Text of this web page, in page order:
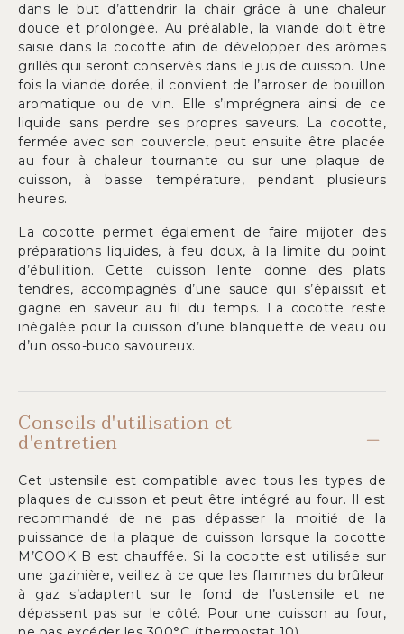
dans le but d’attendrir la chair grâce à une chaleur
douce et prolongée. Au préalable, la viande doit être
saisie dans la cocotte afin de développer des arômes
grillés qui seront conservés dans le jus de cuisson. Une
fois la viande dorée, il convient de l’arroser de bouillon
aromatique ou de vin. Elle s’imprégnera ainsi de ce
liquide sans perdre ses propres saveurs. La cocotte,
fermée avec son couvercle, peut ensuite être placée
au four à chaleur tournante ou sur une plaque de
cuisson, à basse température, pendant plusieurs
heures.
La cocotte permet également de faire mijoter des
préparations liquides, à feu doux, à la limite du point
d’ébullition. Cette cuisson lente donne des plats
tendres, accompagnés d’une sauce qui s’épaissit et
gagne en saveur au fil du temps. La cocotte reste
inégalée pour la cuisson d’une blanquette de veau ou
d’un osso-buco savoureux.
Conseils d'utilisation et
d'entretien
Cet ustensile est compatible avec tous les types de
plaques de cuisson et peut être intégré au four. Il est
recommandé de ne pas dépasser la moitié de la
puissance de la plaque de cuisson lorsque la cocotte
M’COOK B est chauffée. Si la cocotte est utilisée sur
une gazinière, veillez à ce que les flammes du brûleur
à gaz s’adaptent sur le fond de l’ustensile et ne
dépassent pas sur le côté. Pour une cuisson au four,